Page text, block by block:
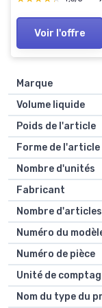
Voir l'offre
Marque
Volume liquide
Poids de l'article
Forme de l'article
Nombre d'unités
Fabricant
Nombre d'articles
Numéro du
Numéro de pièce
Unité de
Nom du type du